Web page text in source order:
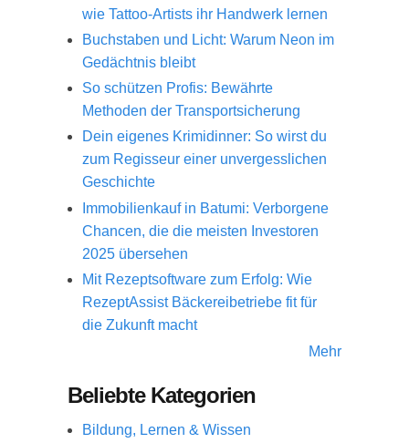
wie Tattoo-Artists ihr Handwerk lernen
Buchstaben und Licht: Warum Neon im
Gedächtnis bleibt
So schützen Profis: Bewährte
Methoden der Transportsicherung
Dein eigenes Krimidinner: So wirst du
zum Regisseur einer unvergesslichen
Geschichte
Immobilienkauf in Batumi: Verborgene
Chancen, die die meisten Investoren
2025 übersehen
Mit Rezeptsoftware zum Erfolg: Wie
RezeptAssist Bäckereibetriebe fit für
die Zukunft macht
Mehr
Beliebte Kategorien
Bildung, Lernen & Wissen